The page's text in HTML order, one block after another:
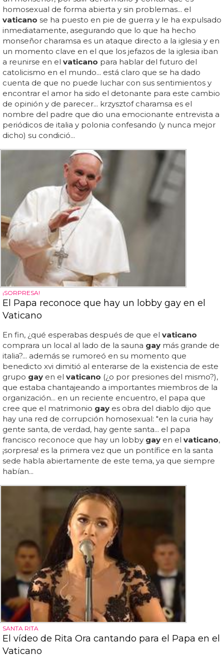
homosexual de forma abierta y sin problemas... el
vaticano se ha puesto en pie de guerra y le ha expulsado
inmediatamente, asegurando que lo que ha hecho
monseñor charamsa es un ataque directo a la iglesia y en
un momento clave en el que los jefazos de la iglesia iban
a reunirse en el vaticano para hablar del futuro del
catolicismo en el mundo... está claro que se ha dado
cuenta de que no puede luchar con sus sentimientos y
encontrar el amor ha sido el detonante para este cambio
de opinión y de parecer... krzysztof charamsa es el
nombre del padre que dio una emocionante entrevista a
periódicos de italia y polonia confesando (y nunca mejor
dicho) su condició...
¡SORPRESA!
El Papa reconoce que hay un lobby gay en el
Vaticano
En fin, ¿qué esperabas después de que el vaticano
comprara un local al lado de la sauna gay más grande de
italia?... además se rumoreó en su momento que
benedicto xvi dimitió al enterarse de la existencia de este
grupo gay en el vaticano (¿o por presiones del mismo?),
que estaba chantajeando a importantes miembros de la
organización... en un reciente encuentro, el papa que
cree que el matrimonio gay es obra del diablo dijo que
hay una red de corrupción homosexual: "en la curia hay
gente santa, de verdad, hay gente santa... el papa
francisco reconoce que hay un lobby gay en el vaticano,
¡sorpresa! es la primera vez que un pontífice en la santa
sede habla abiertamente de este tema, ya que siempre
habían...
SANTA RITA
El vídeo de Rita Ora cantando para el Papa en el
Vaticano